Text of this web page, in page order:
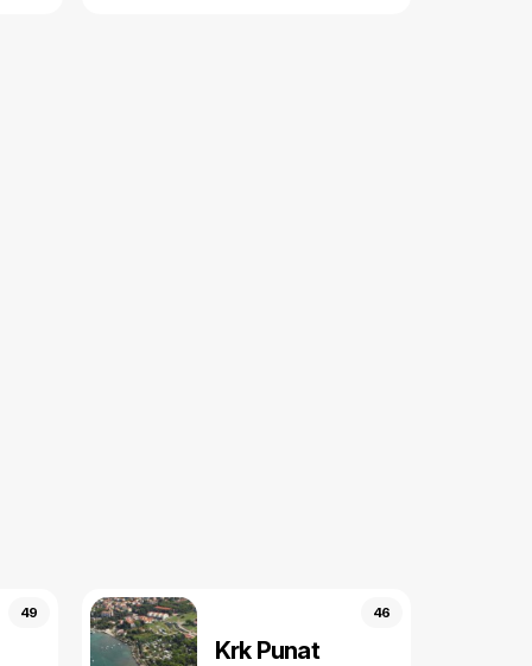
49
Krk Punat
46